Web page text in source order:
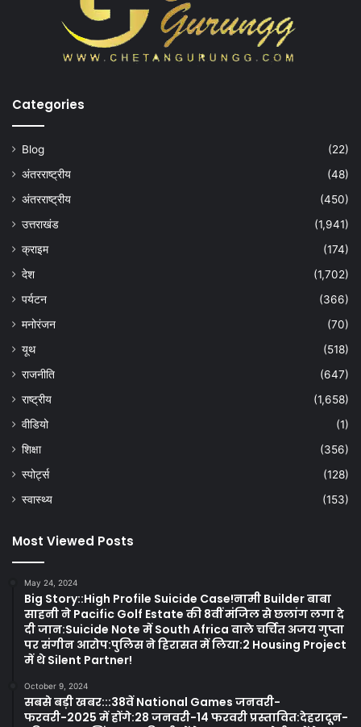
Categories
Blog
(22)
अंतरराष्ट्रीय
(48)
अंतरराष्ट्रीय
(450)
उत्तराखंड
(1,941)
क्राइम
(174)
देश
(1,702)
पर्यटन
(366)
मनोरंजन
(70)
यूथ
(518)
राजनीति
(647)
राष्ट्रीय
(1,658)
वीडियो
(1)
शिक्षा
(356)
स्पोर्ट्स
(128)
स्वास्थ्य
(153)
Most Viewed Posts
May 24, 2024
Big Story::High Profile Suicide Case!नामी Builder बाबा
साहनी ने Pacific Golf Estate की 8वीं मंजिल से छलांग लगा दे
दी जान:Suicide Note में South Africa वाले चर्चित अजय गुप्ता
पर संगीन आरोप:पुलिस ने हिरासत में लिया:2 Housing Project
में थे Silent Partner!
October 9, 2024
सबसे बड़ी खबर:::38वें National Games जनवरी-
फरवरी-2025 में होंगे:28 जनवरी-14 फरवरी प्रस्तावित:देहरादून-